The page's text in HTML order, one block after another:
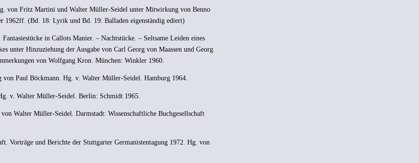
von Fritz Martini und Walter Müller-Seidel unter Mitwirkung von Benno
1962ff. (Bd. 18: Lyrik und Bd. 19: Balladen eigenständig ediert)
in Callots Manier. – Nachtstücke. – Seltsame Leiden eines
unter Hinzuziehung der Ausgabe von Carl Georg von Maassen und Georg
von Wolfgang Kron. München: Winkler 1960.
von Paul Böckmann. Hg. v. Walter Müller-Seidel. Hamburg 1964.
v. Walter Müller-Seidel. Berlin: Schmidt 1965.
Walter Müller-Seidel. Darmstadt: Wissenschaftliche Buchgesellschaft
Vorträge und Berichte der Stuttgarter Germanistentagung 1972. Hg. von